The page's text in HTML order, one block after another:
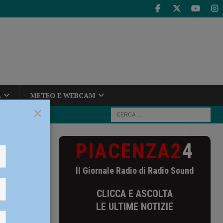
METEO E WEBCAM
PIACENZA24
Il Giornale Radio di Radio Sound
CLICCA E ASCOLTA
LE ULTIME NOTIZIE
×